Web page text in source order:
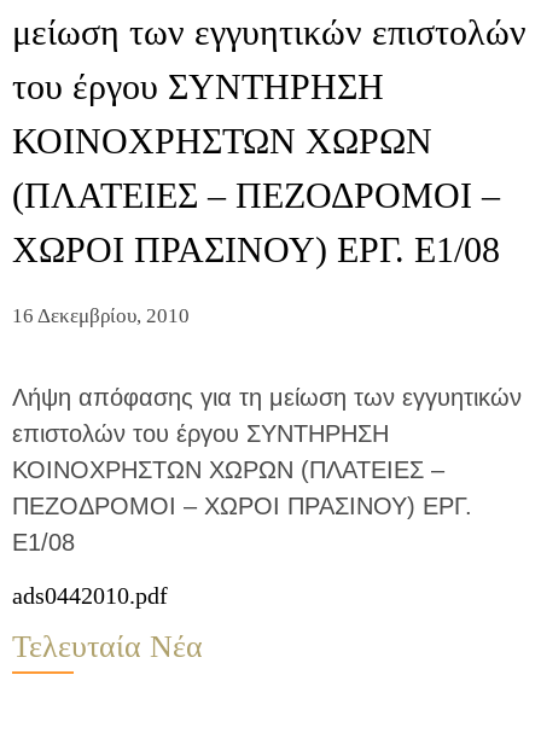
μείωση των εγγυητικών επιστολών
του έργου ΣΥΝΤΗΡΗΣΗ
ΚΟΙΝΟΧΡΗΣΤΩΝ ΧΩΡΩΝ
(ΠΛΑΤΕΙΕΣ – ΠΕΖΟΔΡΟΜΟΙ –
ΧΩΡΟΙ ΠΡΑΣΙΝΟΥ) ΕΡΓ. Ε1/08
16 Δεκεμβρίου, 2010
Λήψη απόφασης για τη μείωση των εγγυητικών
επιστολών του έργου ΣΥΝΤΗΡΗΣΗ
ΚΟΙΝΟΧΡΗΣΤΩΝ ΧΩΡΩΝ (ΠΛΑΤΕΙΕΣ –
ΠΕΖΟΔΡΟΜΟΙ – ΧΩΡΟΙ ΠΡΑΣΙΝΟΥ) ΕΡΓ.
Ε1/08
ads0442010.pdf
Τελευταία Νέα